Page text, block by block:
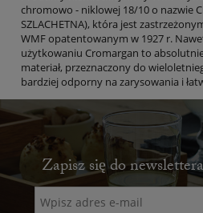
chromowo - niklowej 18/10 o nazwie
SZLACHETNA), która jest
WMF opatentowanym w 1927 r.
użytkowaniu Cromargan to
materiał, przeznaczony do
bardziej odporny na zarysowania i
Zapisz się do